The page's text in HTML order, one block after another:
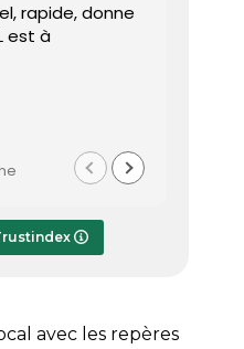
rapide, donne
est à
avec les repères